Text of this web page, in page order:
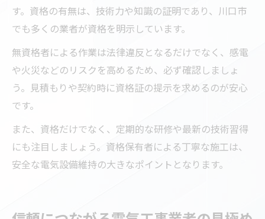
す。資格の有無は、技術力や知識の証明であり、川口市
でも多くの業者が資格を明示しています。
無資格者による作業は法律違反となるだけでなく、感電
や火災などのリスクを高めるため、必ず確認しましょ
う。見積もりや契約時に資格証の提示を求めるのが安心
です。
また、資格だけでなく、定期的な研修や最新の技術習得
にも注目しましょう。資格保有者による丁寧な施工は、
安全な電気設備維持の大きなポイントとなります。